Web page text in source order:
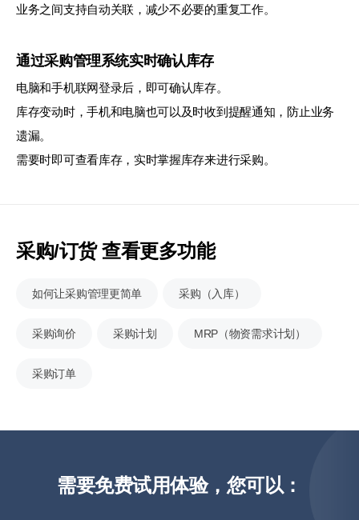
业务之间支持自动关联，减少不必要的重复工作。
通过采购管理系统实时确认库存
电脑和手机联网登录后，即可确认库存。
库存变动时，手机和电脑也可以及时收到提醒通知，防止业务
遗漏。
需要时即可查看库存，实时掌握库存来进行采购。
采购/订货 查看更多功能
如何让采购管理更简单 采购（入库）
采购询价 采购计划 MRP（物资需求计划）
采购订单
需要免费试用体验，您可以：